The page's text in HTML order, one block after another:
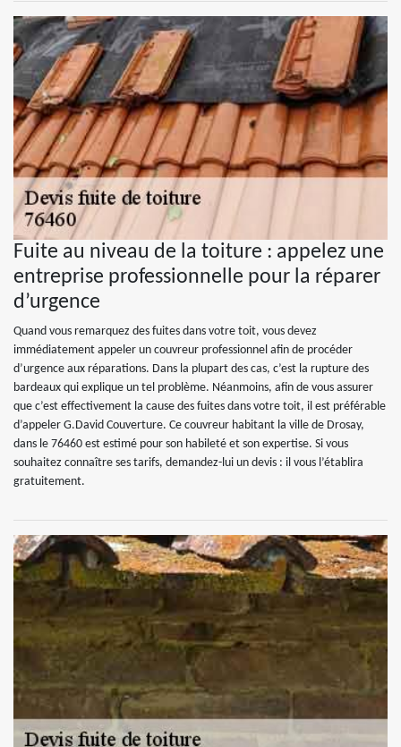
Fuite au niveau de la toiture : appelez une
entreprise professionnelle pour la réparer
d’urgence
Quand vous remarquez des fuites dans votre toit, vous devez
immédiatement appeler un couvreur professionnel afin de procéder
d’urgence aux réparations. Dans la plupart des cas, c’est la rupture des
bardeaux qui explique un tel problème. Néanmoins, afin de vous assurer
que c’est effectivement la cause des fuites dans votre toit, il est préférable
d’appeler G.David Couverture. Ce couvreur habitant la ville de Drosay,
dans le 76460 est estimé pour son habileté et son expertise. Si vous
souhaitez connaître ses tarifs, demandez-lui un devis : il vous l’établira
gratuitement.